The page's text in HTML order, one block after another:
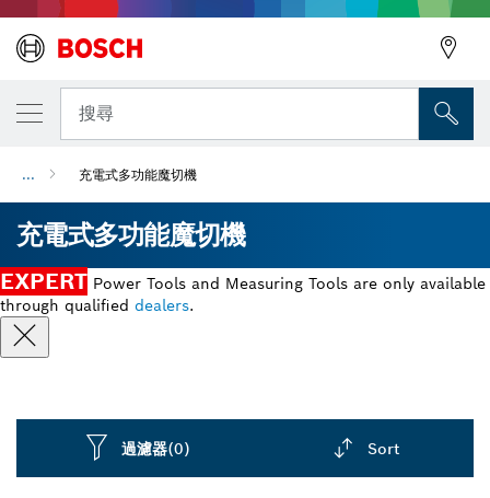
搜尋
... 充電式多功能魔切機
充電式多功能魔切機
EXPERT Power Tools and Measuring Tools are only available
through qualified dealers.
過濾器(0) Sort